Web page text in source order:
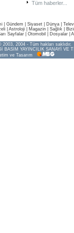
Tüm haberler...
Gündem Siyaset Dünya |
Astroloji Magazin Sağlık
Sayfalar| Otomobil Dosyalar|
2004 - Tüm hakları saklıdır.
BASIM YAYINCILIK SANAYİ VE
ve Tasarım